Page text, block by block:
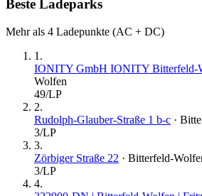
Beste Ladeparks
Mehr als 4 Ladepunkte (AC + DC)
1 .
IONITY GmbH IONITY Bitterfeld-
Wolfen
49/LP
2.
Rudolph-Glauber-Straße 1 b-c ·
3/LP
3.
Zörbiger Straße 22 · Bitterfeld-
3/LP
4.